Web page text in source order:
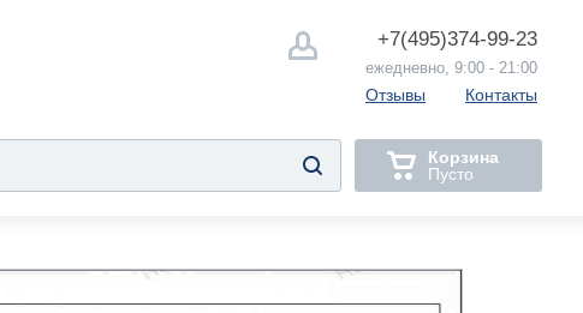
+7(495)374-99-23
ежедневно, 9:00 - 21:00
Отзывы Контакты
Корзина
Пусто